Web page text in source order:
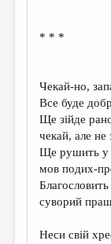
ПРАВИЛА САЙТА
ИЗБРАННОЕ
ДАЙДЖЕСТ
ПЕРЕВОДЫ
КОНКУРСЫ
ДЕТСКАЯ
* * *
Чекай-но,
Все буде
Ще зійде
чекай, але не
Ще рушить у
мов подих-
суворий
Неси свій